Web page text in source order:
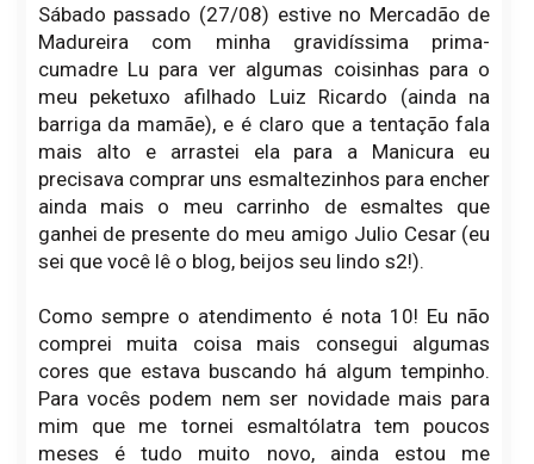
Sábado passado (27/08) estive no Mercadão de
Madureira com minha gravidíssima prima-
cumadre Lu para ver algumas coisinhas para o
meu peketuxo afilhado Luiz Ricardo (ainda na
barriga da mamãe), e é claro que a tentação fala
mais alto e arrastei ela para a Manicura eu
precisava comprar uns esmaltezinhos para encher
ainda mais o meu carrinho de esmaltes que
ganhei de presente do meu amigo Julio Cesar (eu
sei que você lê o blog, beijos seu lindo s2!).
Como sempre o atendimento é nota 10! Eu não
comprei muita coisa mais consegui algumas
cores que estava buscando há algum tempinho.
Para vocês podem nem ser novidade mais para
mim que me tornei esmaltólatra tem poucos
meses é tudo muito novo, ainda estou me